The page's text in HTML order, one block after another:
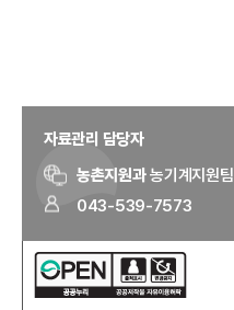
자료관리 담당자
농촌지원과 농기계지원팀
043-539-7573